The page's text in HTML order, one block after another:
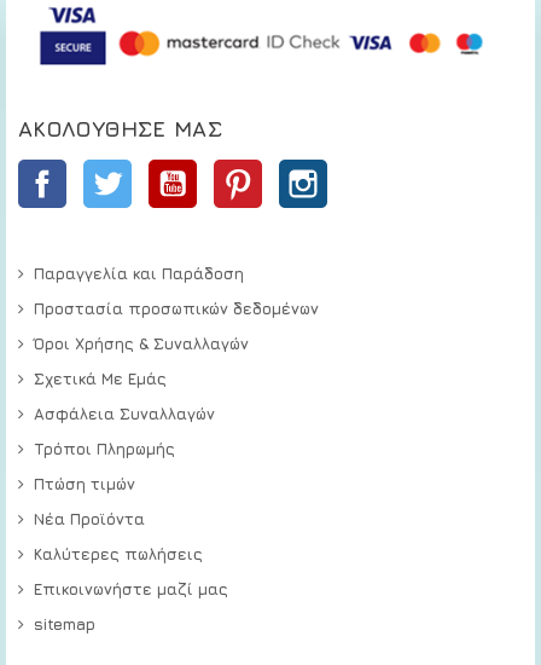
ΑΚΟΛΟΎΘΗΣΕ ΜΑΣ
Facebook Twitter YouTube Pinterest
Παραγγελία και Παράδοση
Προστασία προσωπικών δεδομένων
Όροι Χρήσης & Συναλλαγών
Σχετικά Με Εμάς
Ασφάλεια Συναλλαγών
Τρόποι Πληρωμής
Πτώση τιμών
Νέα Προϊόντα
Καλύτερες πωλήσεις
Επικοινωνήστε μαζί μας
sitemap